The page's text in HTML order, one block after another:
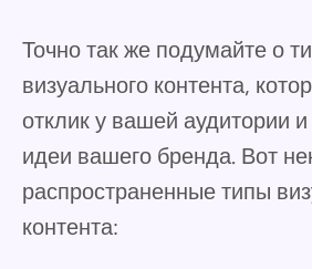
Точно так же подумайте о
визуального контента,
отклик у вашей аудитории
идеи вашего бренда. Вот
распространенные типы
контента: